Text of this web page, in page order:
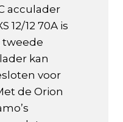
acculader
12/12 70A is
tweede
kan
voor
de Orion